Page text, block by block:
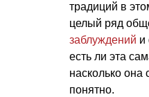
традиций в
целый ряд
заблуждений и
есть ли эта
насколько она
понятно.